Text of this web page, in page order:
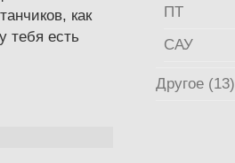
как
тебя есть
ПТ
САУ
Другое (13)